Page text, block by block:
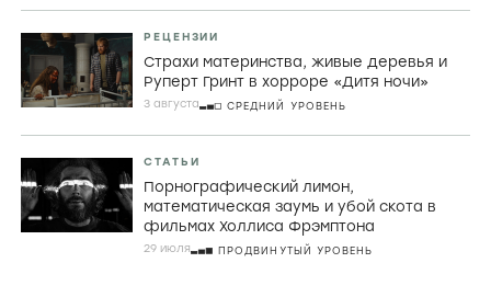
Искусство быть идиоткой. Как Дайан
Морган продолжает последнюю
великую традицию британской
комедии
7 АВГУСТА НАЧАЛЬНЫЙ УРОВЕНЬ
РЕЦЕНЗИИ
Джордж МакКей, корнуоллские рыбаки и
провал во времени в «Розе Невады»
6 августа ПРОДВИНУТЫЙ УРОВЕНЬ